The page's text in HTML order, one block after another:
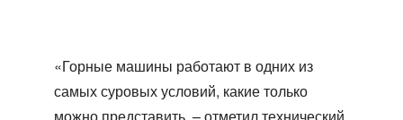
«Горные машины работают в одних из
самых суровых условий, какие только
можно представить, – отметил технический